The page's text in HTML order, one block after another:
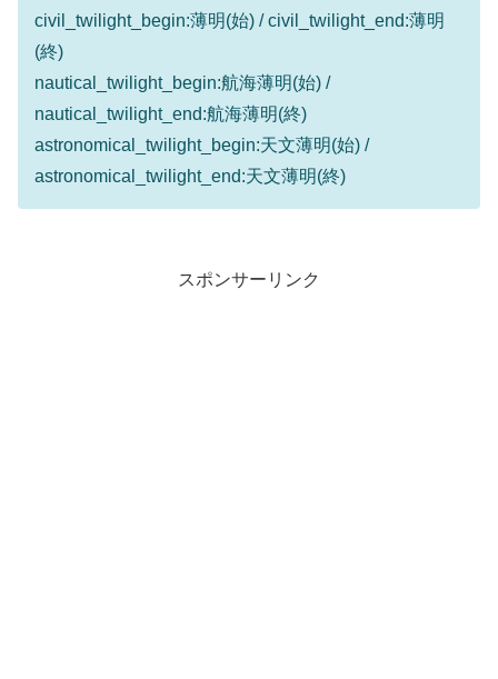
civil_twilight_begin:薄明(始) / civil_twilight_end:薄明
(終)
nautical_twilight_begin:航海薄明(始) /
nautical_twilight_end:航海薄明(終)
astronomical_twilight_begin:天文薄明(始) /
astronomical_twilight_end:天文薄明(終)
スポンサーリンク